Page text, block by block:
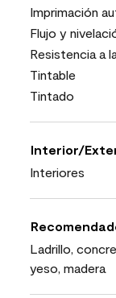
Imprimación
Flujo y
Resistencia a
Tintable
Tintado
Interior/
Interiores
Ladrillo,
yeso, madera